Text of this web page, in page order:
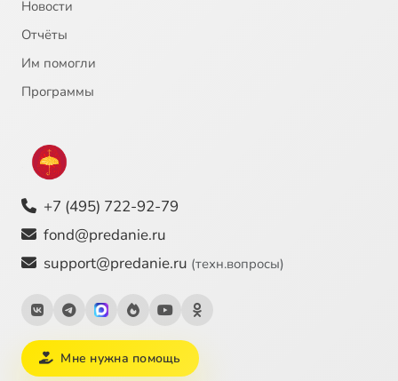
25 Семен Франк, 1
Новости
Отчёты
Им помогли
Программы
+7 (495) 722-92-79
fond@predanie.ru
support@predanie.ru (техн.вопросы)
Мне нужна помощь